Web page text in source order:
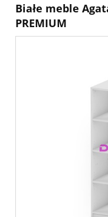
Białe meble
PREMIUM